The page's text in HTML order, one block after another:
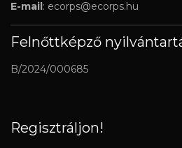
E-mail: ecorps@ecorps.hu
Felnőttképző
B/2024/000685
Regisztráljon!